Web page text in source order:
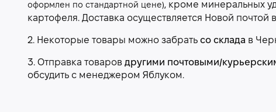
оформлен по стандартной цене), кроме минеральных
картофеля. Доставка осуществляется Новой
2. Некоторые товары можно забрать со склада в
3. Отправка товаров другими почтовыми/
обсудить с менеджером Яблуком.